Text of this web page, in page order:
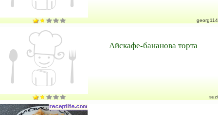
georg114
Айскафе-бананова торта
suzi